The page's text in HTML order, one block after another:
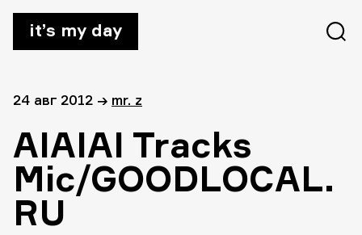
it’s my day
24 авг 2012 → mr. z
AIAIAI Tracks
Mic/GOODLOCAL.
RU